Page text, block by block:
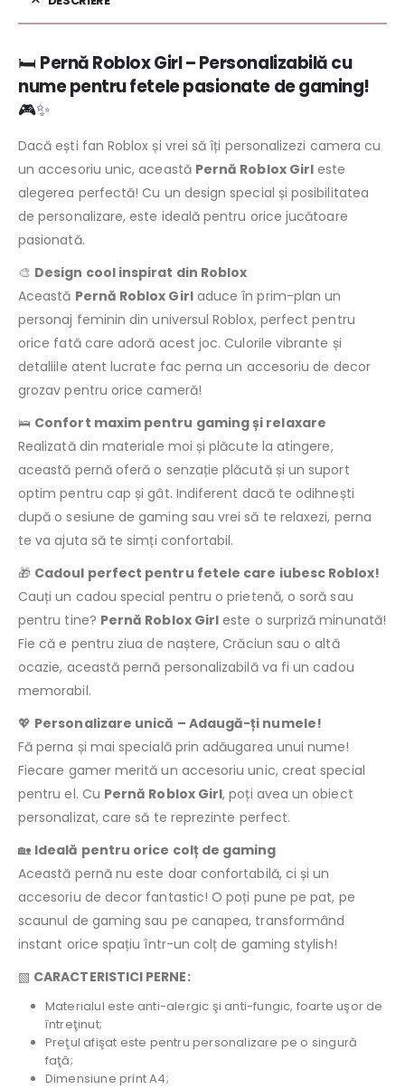
🛏️ Pernă Roblox Girl – Personalizabilă cu
nume pentru fetele pasionate de gaming!
🎮✨
Dacă ești fan Roblox și vrei să îți personalizezi camera cu
un accesoriu unic, această Pernă Roblox Girl este
alegerea perfectă! Cu un design special și posibilitatea
de personalizare, este ideală pentru orice jucătoare
pasionată.
🎨 Design cool inspirat din Roblox
Această Pernă Roblox Girladuce în prim-plan un
personaj feminin din universul Roblox, perfect pentru
orice fată care adoră acest joc. Culorile vibrante și
detaliile atent lucrate fac perna un accesoriu de decor
grozav pentru orice cameră!
🛌 Confort maxim pentru gaming și relaxare
Realizată din materiale moi și plăcute la atingere,
această pernă oferă o senzație plăcută și un suport
optim pentru cap și gât. Indiferent dacă te odihnești
după o sesiune de gaming sau vrei să te relaxezi, perna
te va ajuta să te simți confortabil.
🎁 Cadoul perfect pentru fetele care iubesc Roblox!
Cauți un cadou special pentru o prietenă, o soră sau
pentru tine? Pernă Roblox Girl este o surpriză minunată!
Fie că e pentru ziua de naștere, Crăciun sau o altă
ocazie, această pernă personalizabilă va fi un cadou
memorabil.
💖 Personalizare unică – Adaugă-ți numele!
Fă perna și mai specială prin adăugarea unui nume!
Fiecare gamer merită un accesoriu unic, creat special
pentru el. Cu Pernă Roblox Girl, poți avea un obiect
personalizat, care să te reprezinte perfect.
🏡 Ideală pentru orice colț de gaming
Această pernă nu este doar confortabilă, ci și un
accesoriu de decor fantastic! O poți pune pe pat, pe
scaunul de gaming sau pe canapea, transformând
instant orice spațiu într-un colț de gaming stylish!
▧ CARACTERISTICI PERNE:
Materialul este anti-alergic şi anti-fungic, foarte uşor de
întreţinut;
Preţul afişat este pentru personalizare pe o singură
faţă;
Dimensiune print A4;